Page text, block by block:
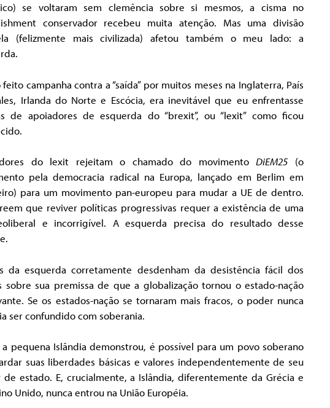
se voltaram sem clemência sobre si mesmos, a cisma no
conservador recebeu muita atenção. Mas uma divisão
(felizmente mais civilizada) afetou também o meu lado: a
feito campanha contra a “saída” por muitos meses na Inglaterra, País
Irlanda do Norte e Escócia, era inevitável que eu enfrentasse
de apoiadores de esquerda do “brexit”, ou “lexit” como ficou
do lexit rejeitam o chamado do movimentoDiEM25(o
pela democracia radical na Europa, lançado em Berlim em
para um movimento pan-europeu para mudar a UE de dentro.
que reviver políticas progressivas requer a existência de uma
e incorrigível. A esquerda precisa do resultado desse
da esquerda corretamente desdenham da desistência fácil dos
sobre sua premissa de que a globalização tornou o estado-nação
Se os estados-nação se tornaram mais fracos, o poder nunca
ser confundido com soberania.
a pequena Islândia demonstrou, é possível para um povo soberano
suas liberdades básicas e valores independentemente de seu
de estado. E, crucialmente, a Islândia, diferentemente da Grécia e
Unido, nunca entrou na União Européia.